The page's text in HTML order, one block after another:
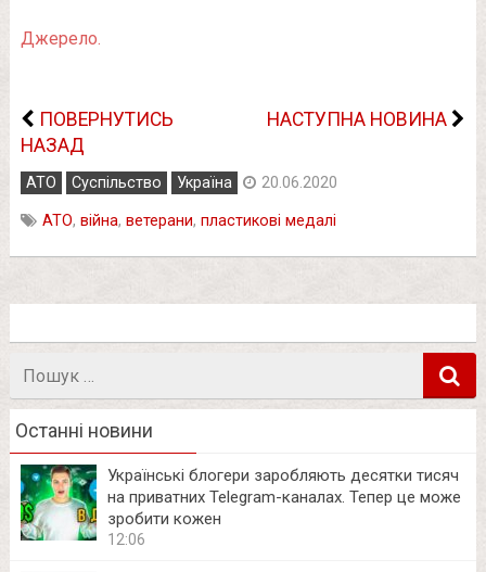
Джерело.
ПОВЕРНУТИСЬ
НАЗАД
НАСТУПНА НОВИНА
АТО Суспільство Україна 20.06.2020
АТО, війна, ветерани, пластикові медалі
Останні новини
Українські блогери заробляють десятки тисяч
на приватних Telegram-каналах. Тепер це може
зробити кожен
12:06